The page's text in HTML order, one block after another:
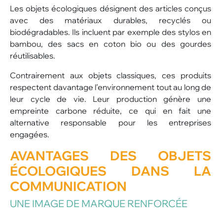
Les objets écologiques désignent des articles conçus
avec des matériaux durables, recyclés ou
biodégradables. Ils incluent par exemple des stylos en
bambou, des sacs en coton bio ou des gourdes
réutilisables.
Contrairement aux objets classiques, ces produits
respectent davantage l’environnement tout au long de
leur cycle de vie. Leur production génère une
empreinte carbone réduite, ce qui en fait une
alternative responsable pour les entreprises
engagées.
AVANTAGES DES OBJETS
ÉCOLOGIQUES DANS LA
COMMUNICATION
UNE IMAGE DE MARQUE RENFORCÉE